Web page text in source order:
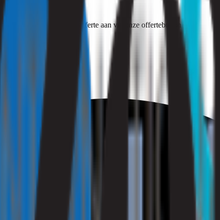
dan een vrijblijvende offerte aan via onze offertebutton.